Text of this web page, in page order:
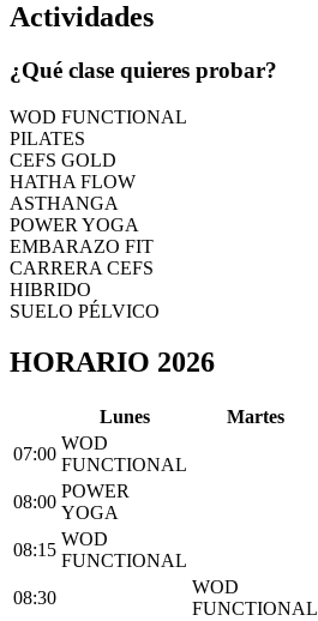
Actividades
¿Qué clase quieres probar?
WOD FUNCTIONAL
PILATES
CEFS GOLD
HATHA FLOW
ASTHANGA
POWER YOGA
EMBARAZO FIT
CARRERA CEFS
HIBRIDO
SUELO PÉLVICO
HORARIO 2026
Lunes Martes
07:00
WOD
FUNCTIONAL
08:00
POWER
YOGA
08:15
WOD
FUNCTIONAL
08:30
WOD
FUNCTIONAL